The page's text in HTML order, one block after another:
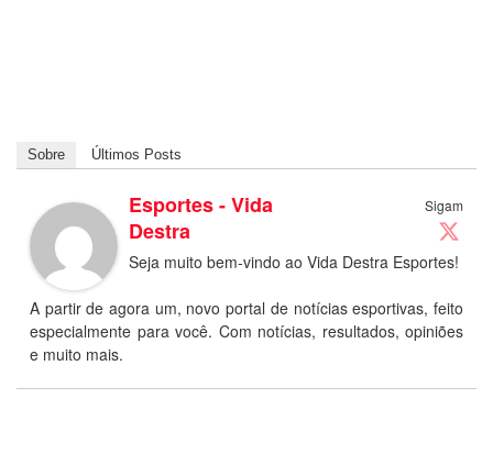
Sobre Últimos Posts
Sigam
Esportes - Vida
Destra
Seja muito bem-vindo ao Vida Destra Esportes!
A partir de agora um, novo portal de notícias esportivas, feito
especialmente para você. Com notícias, resultados, opiniões
e muito mais.